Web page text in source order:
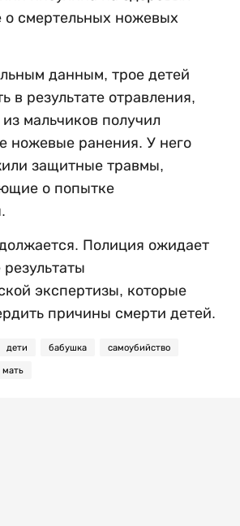
смертельных ножевых
данным, трое детей
в результате отравления,
мальчиков получил
ножевые ранения. У него
защитные травмы,
о попытке
Полиция ожидает
экспертизы, которые
причины смерти детей.
дети бабушка самоубийство
мать